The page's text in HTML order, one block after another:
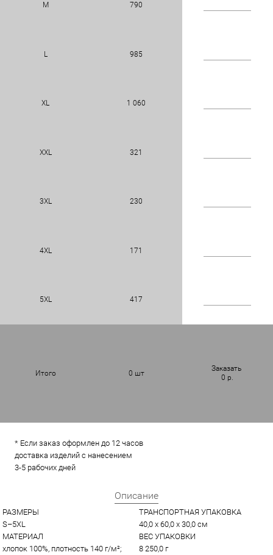
M 790
L 985
XL 1 060
XXL 321
3XL 230
4XL 171
5XL 417
Итого 0 шт
Заказать
0 р.
* Если заказ оформлен до 12 часов
доставка изделий с нанесением
3-5 рабочих дней
Описание
РАЗМЕРЫ
S–5XL
МАТЕРИАЛ
хлопок 100%, плотность 140 г/м²;
ТРАНСПОРТНАЯ УПАКОВКА
40,0 x 60,0 x 30,0 см
ВЕС УПАКОВКИ
8 250,0 г